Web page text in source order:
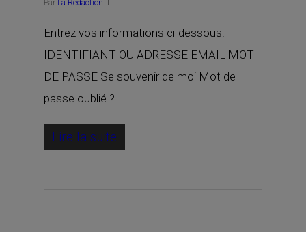
Par La Rédaction
Entrez vos informations ci-dessous.
IDENTIFIANT OU ADRESSE EMAIL MOT
DE PASSE Se souvenir de moi Mot de
passe oublié ?
Lire la suite